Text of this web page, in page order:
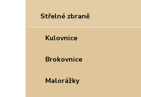
Střelné zbraně
Kulovnice
Brokovnice
Malorážky